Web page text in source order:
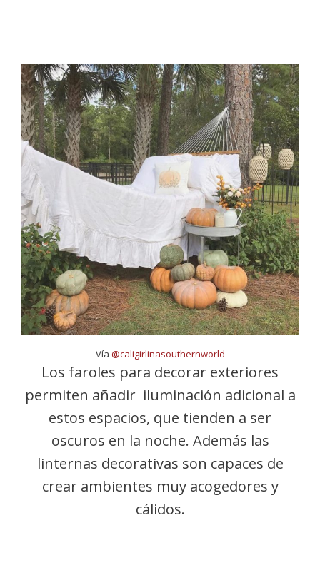
Vía @caligirlinasouthernworld
Los faroles para decorar exteriores
permiten añadir iluminación adicional a
estos espacios, que tienden a ser
oscuros en la noche. Además las
linternas decorativas son capaces de
crear ambientes muy acogedores y
cálidos.